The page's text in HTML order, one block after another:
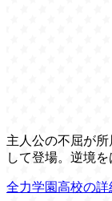
主人公の不屈が
して登場。逆境
全力学園高校の詳